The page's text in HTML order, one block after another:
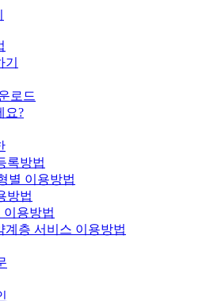
로드
요?
록방법
별 이용방법
방법
용방법
계층 서비스 이용방법